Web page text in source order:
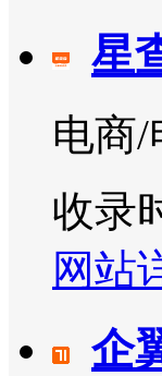
星
电商/
收录
网站
企